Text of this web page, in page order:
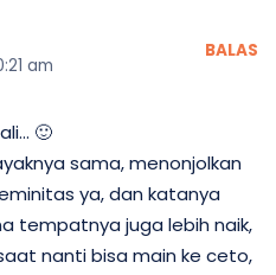
am
BALAS
🙂
sama, menonjolkan
ya, dan katanya
tempatnya juga lebih naik,
nanti bisa main ke ceto,